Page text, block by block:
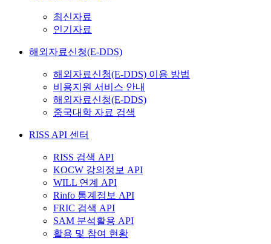
최신자료
인기자료
해외자료신청(E-DDS)
해외자료신청(E-DDS) 이용 방법
비용지원 서비스 안내
해외자료신청(E-DDS)
중국대학 자료 검색
RISS API 센터
RISS 검색 API
KOCW 강의정보 API
WILL 연계 API
Rinfo 통계정보 API
FRIC 검색 API
SAM 분석활용 API
활용 및 참여 현황